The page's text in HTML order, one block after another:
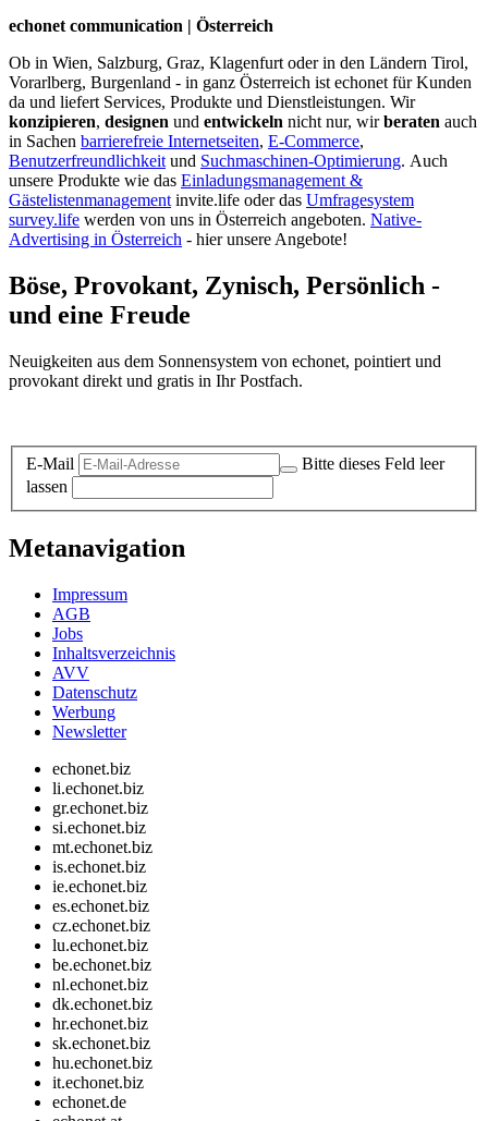
echonet communication | Österreich
Ob in Wien, Salzburg, Graz, Klagenfurt oder in den Ländern Tirol,
Vorarlberg, Burgenland - in ganz Österreich ist echonet für Kunden
da und liefert Services, Produkte und Dienstleistungen. Wir
konzipieren, designen und entwickeln nicht nur, wirberaten auch
in Sachen barrierefreie Internetseiten, E-Commerce,
Benutzerfreundlichkeit und Suchmaschinen-Optimierung. Auch
unsere Produkte wie das Einladungsmanagement &
Gästelistenmanagement invite.life oder das Umfragesystem
survey.life werden von uns in Österreich angeboten. Native-
Advertising in Österreich - hier unsere Angebote!
Böse, Provokant, Zynisch, Persönlich -
und eine Freude
Neuigkeiten aus dem Sonnensystem von echonet, pointiert und
provokant direkt und gratis in Ihr Postfach.
E-Mail
Bitte dieses Feld leer
lassen
Metanavigation
Impressum
AGB
Jobs
Inhaltsverzeichnis
AVV
Datenschutz
Werbung
Newsletter
echonet.biz
li.echonet.biz
gr.echonet.biz
si.echonet.biz
mt.echonet.biz
is.echonet.biz
ie.echonet.biz
es.echonet.biz
cz.echonet.biz
lu.echonet.biz
be.echonet.biz
nl.echonet.biz
dk.echonet.biz
hr.echonet.biz
sk.echonet.biz
hu.echonet.biz
it.echonet.biz
echonet.de